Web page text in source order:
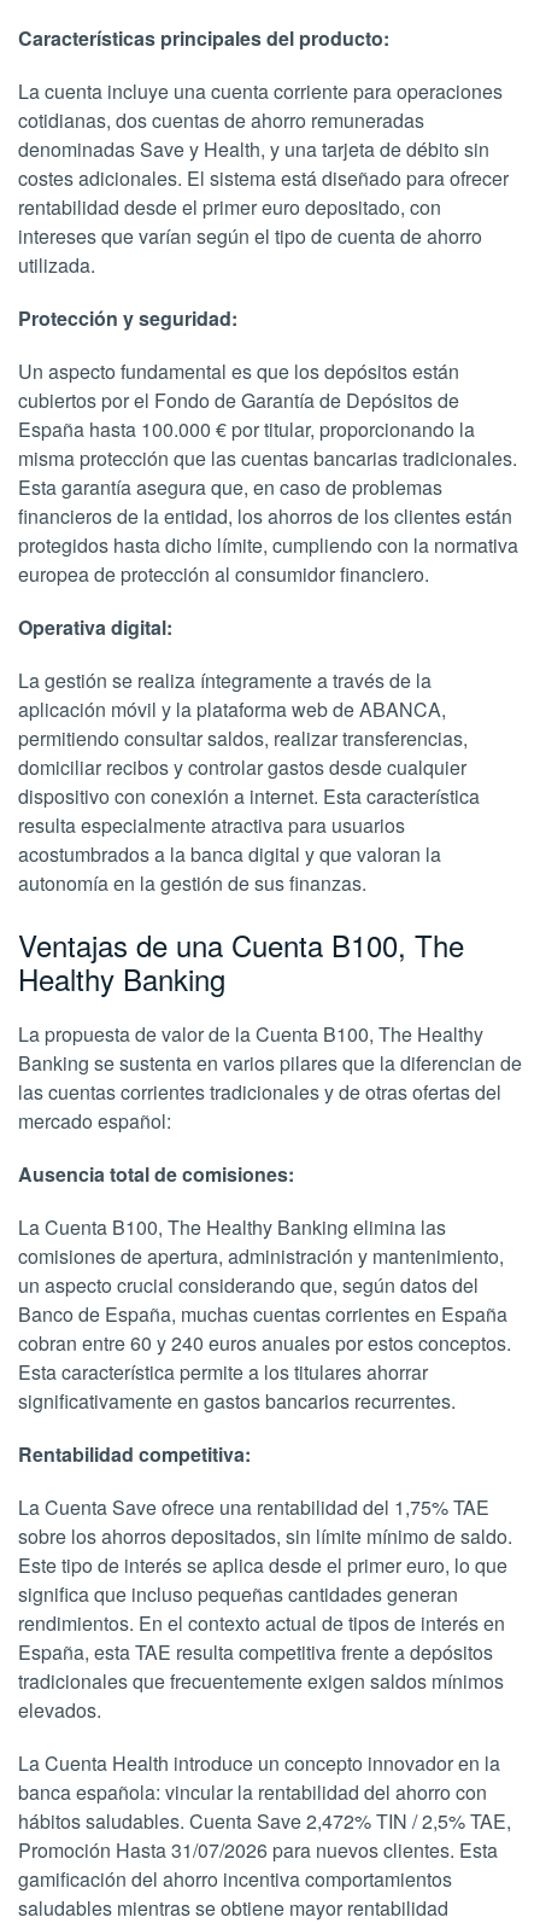
Características principales del producto:
La cuenta incluye una cuenta corriente para operaciones
cotidianas, dos cuentas de ahorro remuneradas
denominadas Save y Health, y una tarjeta de débito sin
costes adicionales. El sistema está diseñado para ofrecer
rentabilidad desde el primer euro depositado, con
intereses que varían según el tipo de cuenta de ahorro
utilizada.
Protección y seguridad:
Un aspecto fundamental es que los depósitos están
cubiertos por el Fondo de Garantía de Depósitos de
España hasta 100.000 € por titular, proporcionando la
misma protección que las cuentas bancarias tradicionales.
Esta garantía asegura que, en caso de problemas
financieros de la entidad, los ahorros de los clientes están
protegidos hasta dicho límite, cumpliendo con la normativa
europea de protección al consumidor financiero.
Operativa digital:
La gestión se realiza íntegramente a través de la
aplicación móvil y la plataforma web de ABANCA,
permitiendo consultar saldos, realizar transferencias,
domiciliar recibos y controlar gastos desde cualquier
dispositivo con conexión a internet. Esta característica
resulta especialmente atractiva para usuarios
acostumbrados a la banca digital y que valoran la
autonomía en la gestión de sus finanzas.
Ventajas de una Cuenta B100, The
Healthy Banking
La propuesta de valor de la Cuenta B100, The Healthy
Banking se sustenta en varios pilares que la diferencian de
las cuentas corrientes tradicionales y de otras ofertas del
mercado español:
Ausencia total de comisiones:
La Cuenta B100, The Healthy Banking elimina las
comisiones de apertura, administración y mantenimiento,
un aspecto crucial considerando que, según datos del
Banco de España, muchas cuentas corrientes en España
cobran entre 60 y 240 euros anuales por estos conceptos.
Esta característica permite a los titulares ahorrar
significativamente en gastos bancarios recurrentes.
Rentabilidad competitiva:
La Cuenta Save ofrece una rentabilidad del 1,75% TAE
sobre los ahorros depositados, sin límite mínimo de saldo.
Este tipo de interés se aplica desde el primer euro, lo que
significa que incluso pequeñas cantidades generan
rendimientos. En el contexto actual de tipos de interés en
España, esta TAE resulta competitiva frente a depósitos
tradicionales que frecuentemente exigen saldos mínimos
elevados.
La Cuenta Health introduce un concepto innovador en la
banca española: vincular la rentabilidad del ahorro con
hábitos saludables. Cuenta Save 2,472% TIN / 2,5% TAE,
Promoción Hasta 31/07/2026 para nuevos clientes. Esta
gamificación del ahorro incentiva comportamientos
saludables mientras se obtiene mayor rentabilidad